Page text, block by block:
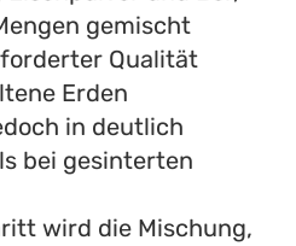
gemischt
Qualität
Erden
in deutlich
bei gesinterten
wird die Mischung,